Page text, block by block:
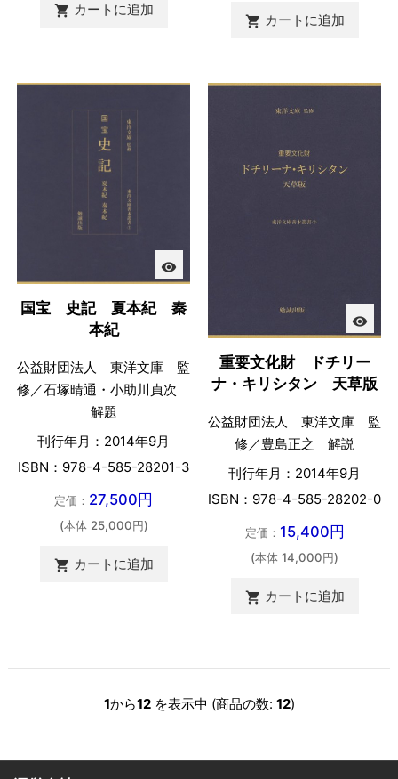
 カートに追加
 カートに追加
visibility
国宝 史記 夏本紀 秦
本紀
公益財団法人 東洋文庫 監
修／石塚晴通・小助川貞次
解題
刊行年月：2014年9月
ISBN：978-4-585-28201-3
定価： 27,500円
(本体 25,000円)
 カートに追加
visibility
重要文化財 ドチリー
ナ・キリシタン 天草版
公益財団法人 東洋文庫 監
修／豊島正之 解説
刊行年月：2014年9月
ISBN：978-4-585-28202-0
定価： 15,400円
(本体 14,000円)
 カートに追加
1から12を表示中 (商品の数: 12)